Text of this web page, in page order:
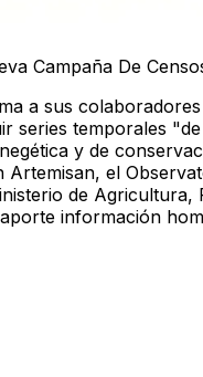
Campaña De
a sus
series temporales
y de
el
de
información